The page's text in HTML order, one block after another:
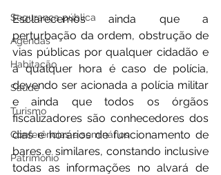
Segurança pública
Agendas
Habitação
Saúde
Turismo
Conferências e seminários
Patrimônio
Esclarecemos ainda que a
perturbação da ordem, obstrução de
vias públicas por qualquer cidadão e
a qualquer hora é caso de polícia,
devendo ser acionada a polícia militar
e ainda que todos os órgãos
fiscalizadores são conhecedores dos
dias e horários de funcionamento de
bares e similares, constando inclusive
todas as informações no alvará de